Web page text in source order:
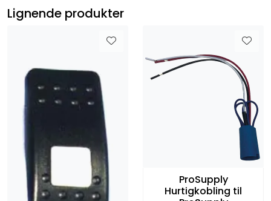
Lignende produkter
ProSupply
Hurtigkobling til